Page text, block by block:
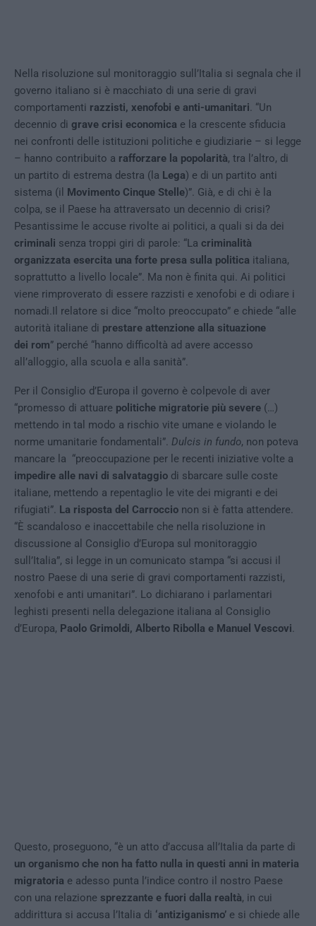
Nella risoluzione sul monitoraggio sull’Italia si segnala che il
governo italiano si è macchiato di una serie di gravi
comportamenti razzisti, xenofobi e anti-umanitari. “Un
decennio di grave crisi economica e la crescente sfiducia
nei confronti delle istituzioni politiche e giudiziarie – si legge
– hanno contribuito a rafforzare la popolarità, tra l’altro, di
un partito di estrema destra (la Lega) e di un partito anti
sistema (il Movimento Cinque Stelle)”. Già, e di chi è la
colpa, se il Paese ha attraversato un decennio di crisi?
Pesantissime le accuse rivolte ai politici, a quali si da dei
criminali senza troppi giri di parole: “La criminalità
organizzata esercita una forte presa sulla politica italiana,
soprattutto a livello locale”. Ma non è finita qui. Ai politici
viene rimproverato di essere razzisti e xenofobi e di odiare i
nomadi.Il relatore si dice “molto preoccupato” e chiede “alle
autorità italiane di prestare attenzione alla situazione
dei rom” perché “hanno difficoltà ad avere accesso
all’alloggio, alla scuola e alla sanità”.
Per il Consiglio d’Europa il governo è colpevole di aver
“promesso di attuare politiche migratorie più severe (…)
mettendo in tal modo a rischio vite umane e violando le
norme umanitarie fondamentali”. Dulcis in fundo, non poteva
mancare la “preoccupazione per le recenti iniziative volte a
impedire alle navi di salvataggio di sbarcare sulle coste
italiane, mettendo a repentaglio le vite dei migranti e dei
rifugiati”. La risposta del Carroccio non si è fatta attendere.
“È scandaloso e inaccettabile che nella risoluzione in
discussione al Consiglio d’Europa sul monitoraggio
sull’Italia”, si legge in un comunicato stampa “si accusi il
nostro Paese di una serie di gravi comportamenti razzisti,
xenofobi e anti umanitari”. Lo dichiarano i parlamentari
leghisti presenti nella delegazione italiana al Consiglio
d’Europa, Paolo Grimoldi, Alberto Ribolla e Manuel Vescovi.
Questo, proseguono, “è un atto d’accusa all’Italia da parte di
un organismo che non ha fatto nulla in questi anni in materia
migratoria e adesso punta l’indice contro il nostro Paese
con una relazione sprezzante e fuori dalla realtà, in cui
addirittura si accusa l’Italia di ‘antiziganismo’ e si chiede alle